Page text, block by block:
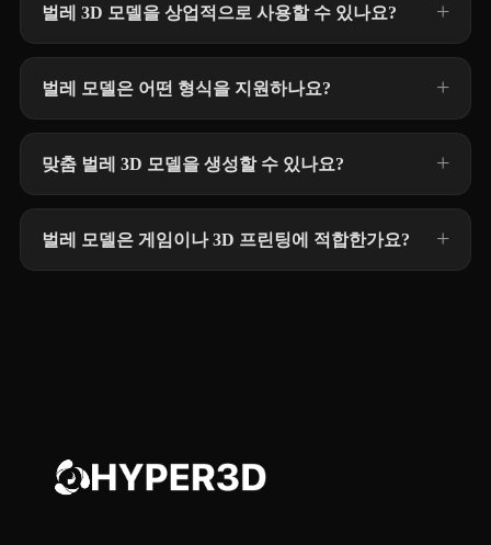
벌레 3D 모델을 상업적으로 사용할 수 있나요?
벌레 모델은 어떤 형식을 지원하나요?
맞춤 벌레 3D 모델을 생성할 수 있나요?
벌레 모델은 게임이나 3D 프린팅에 적합한가요?